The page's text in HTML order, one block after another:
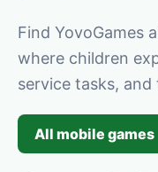
Find YovoGames
where children
service tasks, and
All mobile games